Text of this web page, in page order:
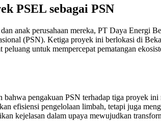
PSEL sebagai PSN
anak perusahaan mereka, PT Daya Energi
(PSN). Ketiga proyek ini berlokasi di
untuk mempercepat pematangan
pengakuan PSN terhadap tiga proyek
efisiensi pengelolaan limbah, tetapi juga
kejelasan dalam upaya mewujudkan